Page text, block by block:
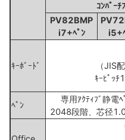
ｺﾝﾊﾟｰﾁ
PV82BMP
i7+ﾍﾟﾝ
i5+
ｷｰﾎﾞｰﾄﾞ
（JIS
ｷｰﾋﾟｯﾁ
ﾍﾟﾝ
専用ｱｸﾃｨﾌﾞ静電ﾍ
2048段階、芯径